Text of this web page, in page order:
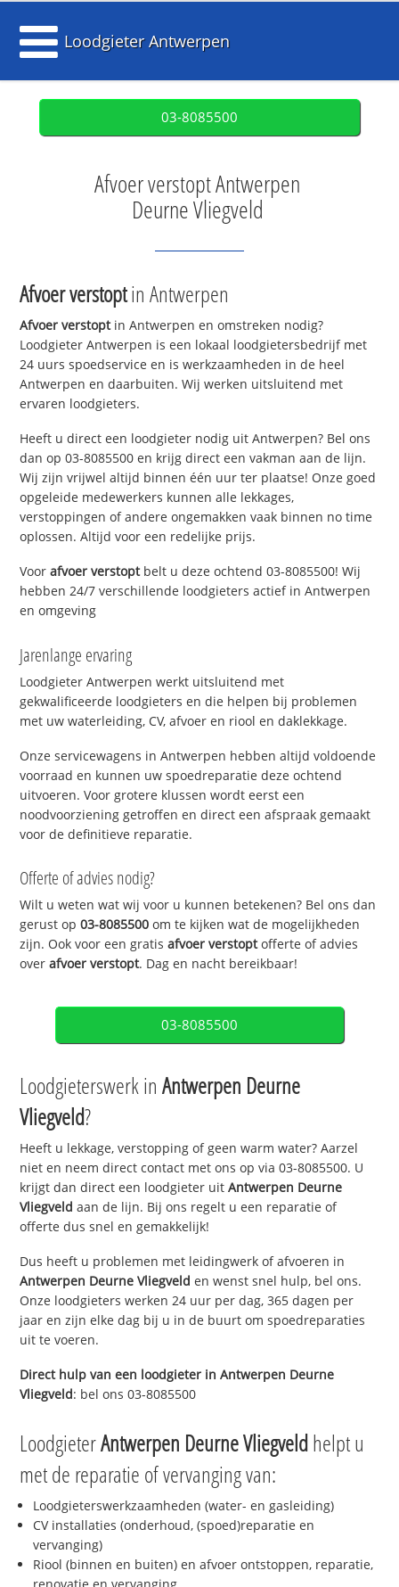
Loodgieter Antwerpen
03-8085500
Afvoer verstopt Antwerpen
Deurne Vliegveld
Afvoer verstoptin Antwerpen
Afvoer verstoptin Antwerpen en omstreken nodig?
Loodgieter Antwerpen is een lokaal loodgietersbedrijf met
24 uurs spoedservice en is werkzaamheden in de heel
Antwerpen en daarbuiten. Wij werken uitsluitend met
ervaren loodgieters.
Heeft u direct een loodgieter nodig uit Antwerpen? Bel ons
dan op 03-8085500 en krijg direct een vakman aan de lijn.
Wij zijn vrijwel altijd binnen één uur ter plaatse! Onze goed
opgeleide medewerkers kunnen alle lekkages,
verstoppingen of andere ongemakken vaak binnen no time
oplossen. Altijd voor een redelijke prijs.
Voorafvoer verstoptbelt u deze ochtend 03-8085500! Wij
hebben 24/7 verschillende loodgieters actief in Antwerpen
en omgeving
Jarenlange ervaring
Loodgieter Antwerpen werkt uitsluitend met
gekwalificeerde loodgieters en die helpen bij problemen
met uw waterleiding, CV, afvoer en riool en daklekkage.
Onze servicewagens in Antwerpen hebben altijd voldoende
voorraad en kunnen uw spoedreparatie deze ochtend
uitvoeren. Voor grotere klussen wordt eerst een
noodvoorziening getroffen en direct een afspraak gemaakt
voor de definitieve reparatie.
Offerte of advies nodig?
Wilt u weten wat wij voor u kunnen betekenen? Bel ons dan
gerust op03-8085500 om te kijken wat de mogelijkheden
zijn. Ook voor een gratisafvoer verstoptofferte of advies
overafvoer verstopt. Dag en nacht bereikbaar!
03-8085500
Loodgieterswerk inAntwerpen Deurne
Vliegveld?
Heeft u lekkage, verstopping of geen warm water? Aarzel
niet en neem direct contact met ons op via 03-8085500. U
krijgt dan direct een loodgieter uitAntwerpen Deurne
Vliegveld aan de lijn. Bij ons regelt u een reparatie of
offerte dus snel en gemakkelijk!
Dus heeft u problemen met leidingwerk of afvoeren in
Antwerpen Deurne Vliegveld en wenst snel hulp, bel ons.
Onze loodgieters werken 24 uur per dag, 365 dagen per
jaar en zijn elke dag bij u in de buurt om spoedreparaties
uit te voeren.
Direct hulp van een loodgieter inAntwerpen Deurne
Vliegveld: bel ons 03-8085500
LoodgieterAntwerpen Deurne Vliegveldhelpt u
met de reparatie of vervanging van:
Loodgieterswerkzaamheden (water- en gasleiding)
CV installaties (onderhoud, (spoed)reparatie en
vervanging)
Riool (binnen en buiten) en afvoer ontstoppen, reparatie,